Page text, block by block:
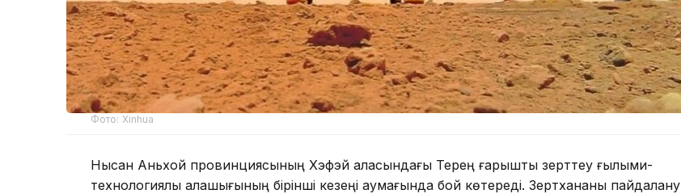
Фото: Xinhua
Нысан Аньхой провинциясының Хэфэй қаласындағы Терең ғарышты зерттеу ғылыми-
технологиялық қалашығының бірінші кезеңі аумағында бой көтереді. Зертхананы пайдалану